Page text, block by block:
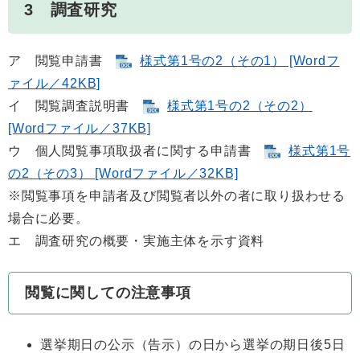
3 調査研究
ア 閲覧申請書
様式第1号の2（その1） [Wordフ
ァイル／42KB]
イ 閲覧調査説明書
様式第1号の2（その2）
[Wordファイル／37KB]
ウ 個人閲覧事項取扱者に関する申請書
様式第1号
の2（その3） [Wordファイル／32KB]
※閲覧事項を申請者及び閲覧者以外の者に取り扱わせる
場合に必要。
エ 調査研究の概要・実施主体を示す資料
閲覧に関しての注意事項
選挙期日の公示（告示）の日から選挙の期日後5日